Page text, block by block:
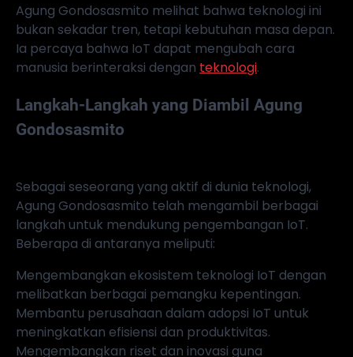
Agung Gondosasmito melihat bahwa teknologi ini
bukan sekadar tren, tetapi kebutuhan masa depan.
Ia percaya bahwa IoT dapat mengubah cara
manusia berinteraksi dengan teknologi.
Langkah-Langkah yang Diambil Agung
Gondosasmito
Sebagai seseorang yang aktif di dunia teknologi,
Agung Gondosasmito telah mengambil berbagai
langkah untuk mendukung pengembangan IoT.
Beberapa di antaranya meliputi:
Mengembangkan ekosistem teknologi IoT dengan
melibatkan berbagai pemangku kepentingan.
Membantu perusahaan dalam adopsi IoT untuk
meningkatkan efisiensi dan produktivitas.
Mengembangkan riset dan inovasi guna